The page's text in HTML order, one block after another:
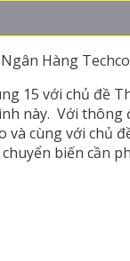
Hàng
15 với chủ đề
này. Với
cùng với chủ
biến cần